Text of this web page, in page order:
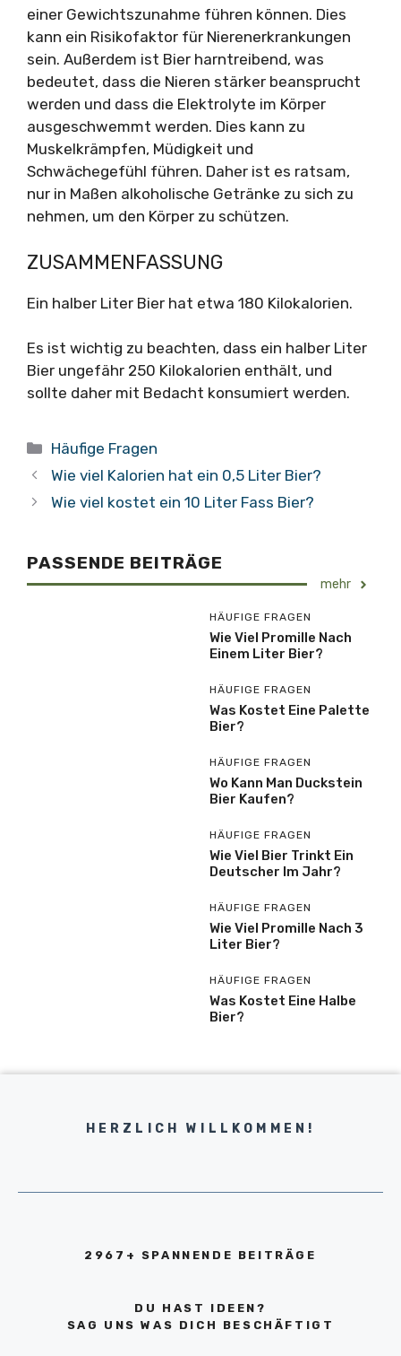
einer Gewichtszunahme führen können. Dies
kann ein Risikofaktor für Nierenerkrankungen
sein. Außerdem ist Bier harntreibend, was
bedeutet, dass die Nieren stärker beansprucht
werden und dass die Elektrolyte im Körper
ausgeschwemmt werden. Dies kann zu
Muskelkrämpfen, Müdigkeit und
Schwächegefühl führen. Daher ist es ratsam,
nur in Maßen alkoholische Getränke zu sich zu
nehmen, um den Körper zu schützen.
ZUSAMMENFASSUNG
Ein halber Liter Bier hat etwa 180 Kilokalorien.
Es ist wichtig zu beachten, dass ein halber Liter
Bier ungefähr 250 Kilokalorien enthält, und
sollte daher mit Bedacht konsumiert werden.
Kategorien
Häufige Fragen
Wie viel Kalorien hat ein 0,5 Liter Bier?
Wie viel kostet ein 10 Liter Fass Bier?
PASSENDE BEITRÄGE
mehr
HÄUFIGE FRAGEN
Wie Viel Promille Nach
Einem Liter Bier?
HÄUFIGE FRAGEN
Was Kostet Eine Palette
Bier?
HÄUFIGE FRAGEN
Wo Kann Man Duckstein
Bier Kaufen?
HÄUFIGE FRAGEN
Wie Viel Bier Trinkt Ein
Deutscher Im Jahr?
HÄUFIGE FRAGEN
Wie Viel Promille Nach 3
Liter Bier?
HÄUFIGE FRAGEN
Was Kostet Eine Halbe
Bier?
HERZLICH WILLKOMMEN!
2967+ SPANNENDE BEITRÄGE
DU HAST IDEEN?
SAG UNS WAS DICH BESCHÄFTIGT